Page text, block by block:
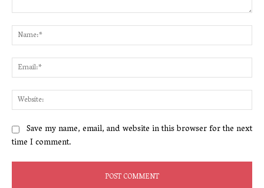
Save my name, email, and website in this browser for the next
time I comment.